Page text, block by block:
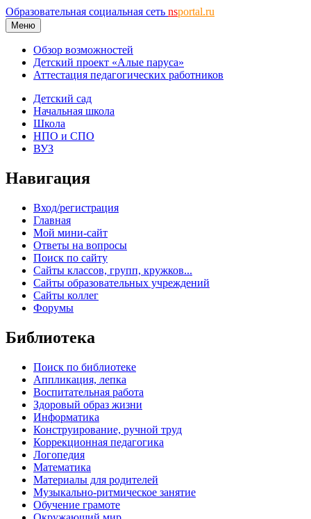
Образовательная социальная сеть nsportal.ru
Меню
Обзор возможностей
Детский проект «Алые паруса»
Аттестация педагогических работников
Детский сад
Начальная школа
Школа
НПО и СПО
ВУЗ
Навигация
Вход/регистрация
Главная
Мой мини-сайт
Ответы на вопросы
Поиск по сайту
Сайты классов, групп, кружков...
Сайты образовательных учреждений
Сайты коллег
Форумы
Библиотека
Поиск по библиотеке
Аппликация, лепка
Воспитательная работа
Здоровый образ жизни
Информатика
Конструирование, ручной труд
Коррекционная педагогика
Логопедия
Математика
Материалы для родителей
Музыкально-ритмическое занятие
Обучение грамоте